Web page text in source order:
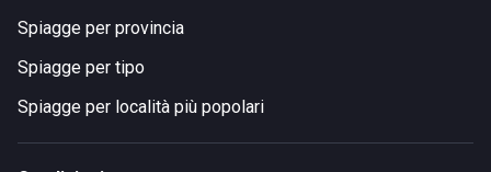
Spiagge per provincia
Spiagge per tipo
Spiagge per località più popolari